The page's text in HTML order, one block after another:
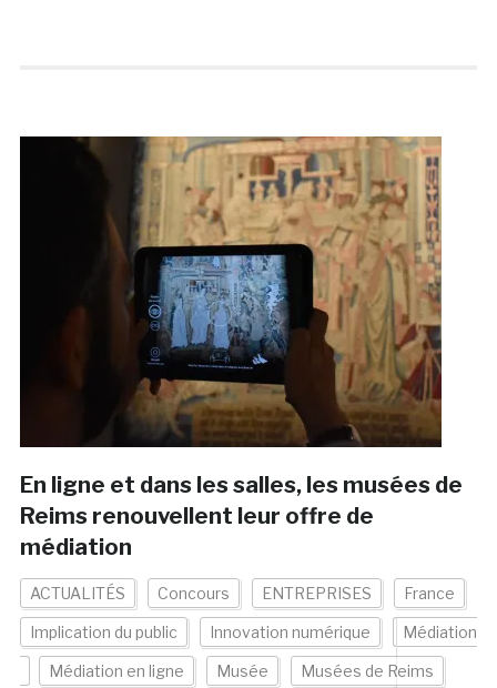
En ligne et dans les salles, les musées de
Reims renouvellent leur offre de
médiation
ACTUALITÉS Concours ENTREPRISES France
Implication du public Innovation numérique Médiation
Médiation en ligne Musée Musées de Reims